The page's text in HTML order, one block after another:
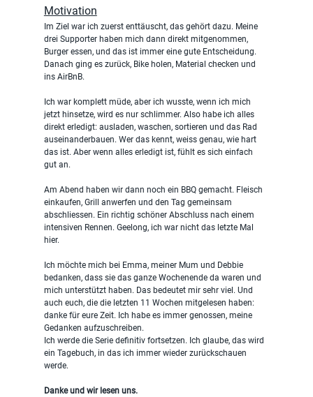
Motivation
Im Ziel war ich zuerst enttäuscht, das gehört dazu. Meine
drei Supporter haben mich dann direkt mitgenommen,
Burger essen, und das ist immer eine gute Entscheidung.
Danach ging es zurück, Bike holen, Material checken und
ins AirBnB.
Ich war komplett müde, aber ich wusste, wenn ich mich
jetzt hinsetze, wird es nur schlimmer. Also habe ich alles
direkt erledigt: ausladen, waschen, sortieren und das Rad
auseinanderbauen. Wer das kennt, weiss genau, wie hart
das ist. Aber wenn alles erledigt ist, fühlt es sich einfach
gut an.
Am Abend haben wir dann noch ein BBQ gemacht. Fleisch
einkaufen, Grill anwerfen und den Tag gemeinsam
abschliessen. Ein richtig schöner Abschluss nach einem
intensiven Rennen. Geelong, ich war nicht das letzte Mal
hier.
Ich möchte mich bei Emma, meiner Mum und Debbie
bedanken, dass sie das ganze Wochenende da waren und
mich unterstützt haben. Das bedeutet mir sehr viel. Und
auch euch, die die letzten 11 Wochen mitgelesen haben:
danke für eure Zeit. Ich habe es immer genossen, meine
Gedanken aufzuschreiben.
Ich werde die Serie definitiv fortsetzen. Ich glaube, das wird
ein Tagebuch, in das ich immer wieder zurückschauen
werde.
Danke und wir lesen uns.